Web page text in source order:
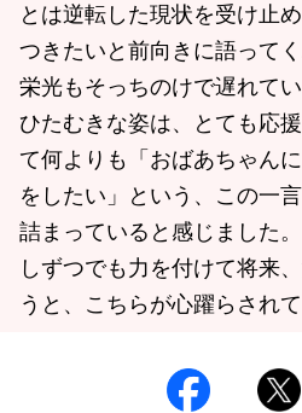
とは逆転した現状を受け止
つきたいと前向きに語って
栄光もそっちのけで遅れて
ひたむきな姿は、とても応
て何よりも「おばあちゃん
をしたい」という、この一
詰まっていると感じました
しずつでも力を付けて将来
うと、こちらが心躍らされ